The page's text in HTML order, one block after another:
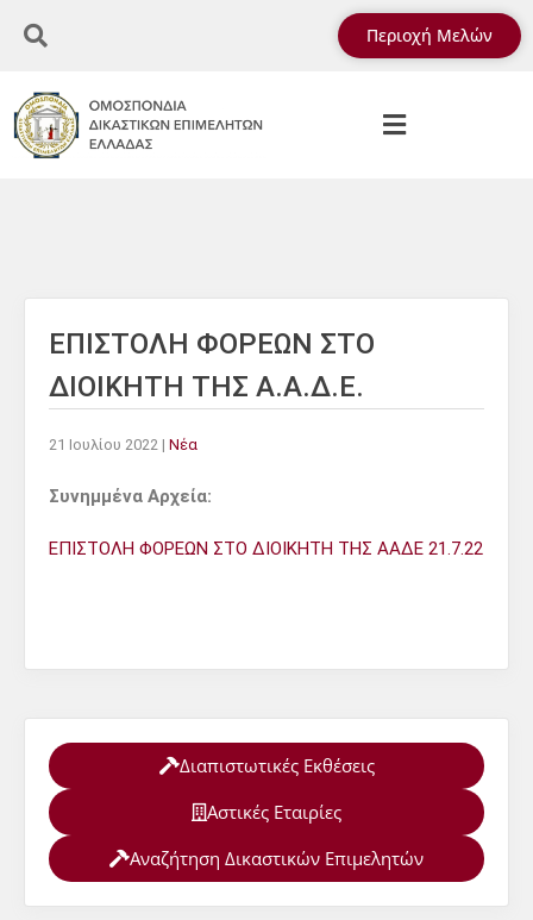
Περιοχή Μελών
ΕΠΙΣΤΟΛΗ ΦΟΡΕΩΝ ΣΤΟ
ΔΙΟΙΚΗΤΗ ΤΗΣ Α.Α.Δ.Ε.
21 Ιουλίου 2022 | Νέα
Συνημμένα Αρχεία:
ΕΠΙΣΤΟΛΗ ΦΟΡΕΩΝ ΣΤΟ ΔΙΟΙΚΗΤΗ ΤΗΣ ΑΑΔΕ 21.7.22
Διαπιστωτικές Εκθέσεις
Αστικές Εταιρίες
Αναζήτηση Δικαστικών Επιμελητών